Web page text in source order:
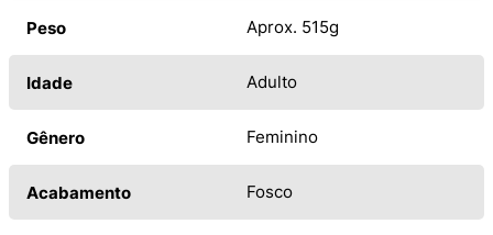
Peso Aprox. 515g
Idade Adulto
Gênero Feminino
Acabamento Fosco